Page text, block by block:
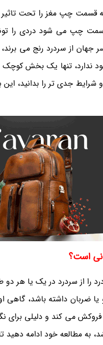
قسمت چپ مغز را تحت تاثیر
جهان از سردرد رنج می
ندارد، تنها یک بخش کوچک
شرایط جدی تر را بدانید،
است؟
را از سردرد در یک یا هر
ضربان داشته باشد، گاهی
می کند و دلیلی برای
به مطالعه خود ادامه